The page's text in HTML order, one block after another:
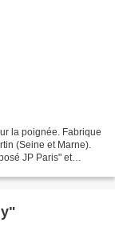
la poignée. Fabrique
(Seine et Marne).
JP Paris" et